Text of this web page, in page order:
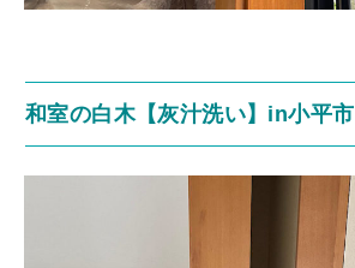
和室の白木【灰汁洗い】in小平市